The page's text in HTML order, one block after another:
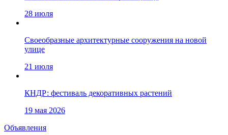
28 июля
Своеобразные архитектурные сооружения на новой
улице
21 июля
КНДР: фестиваль декоративных растений
19 мая 2026
Объявления